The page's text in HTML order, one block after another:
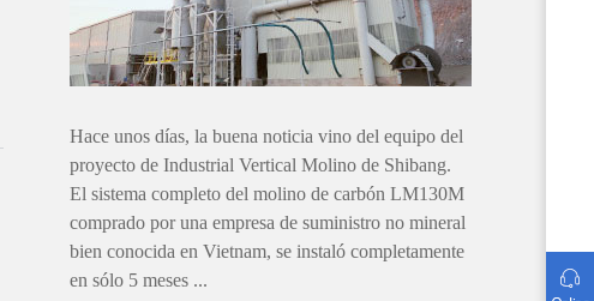
Hace unos días, la buena noticia vino del equipo del
proyecto de Industrial Vertical Molino de Shibang.
El sistema completo del molino de carbón LM130M
comprado por una empresa de suministro no mineral
bien conocida en Vietnam, se instaló completamente
en sólo 5 meses ...